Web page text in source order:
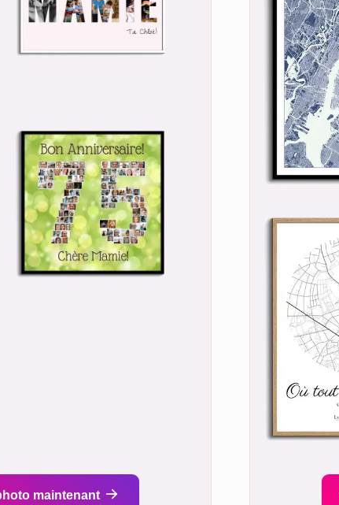
maintenant